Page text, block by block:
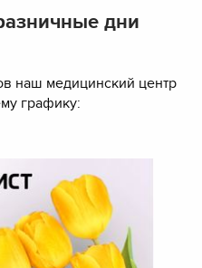
дни
наш медицинский центр
графику: